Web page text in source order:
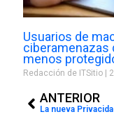
Usuarios de
ciberamenazas
menos
Redacción de ITSitio
ANTERIOR
La nueva